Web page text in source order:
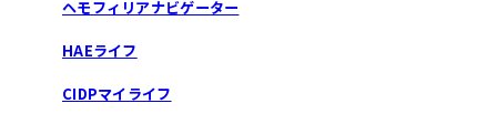
ヘモフィリアナビゲーター
HAEライフ
CIDPマイライフ